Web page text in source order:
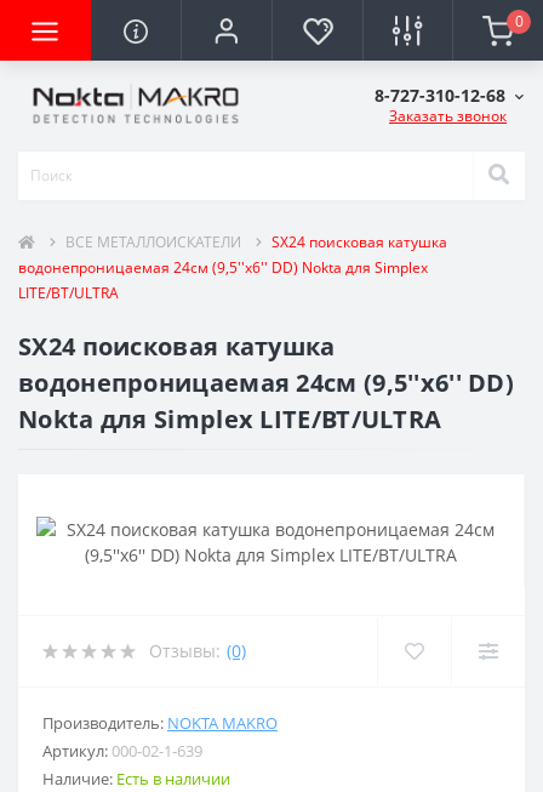
0
8-727-310-12-68
Заказать звонок
ВСЕ МЕТАЛЛОИСКАТЕЛИ
SX24 поисковая катушка
водонепроницаемая 24см (9,5''x6'' DD) Nokta для Simplex
LITE/BT/ULTRA
SX24 поисковая катушка
водонепроницаемая 24см (9,5''x6'' DD)
Nokta для Simplex LITE/BT/ULTRA
Отзывы: (0)
Производитель: NOKTA MAKRO
Артикул:000-02-1-639
Наличие: Есть в наличии